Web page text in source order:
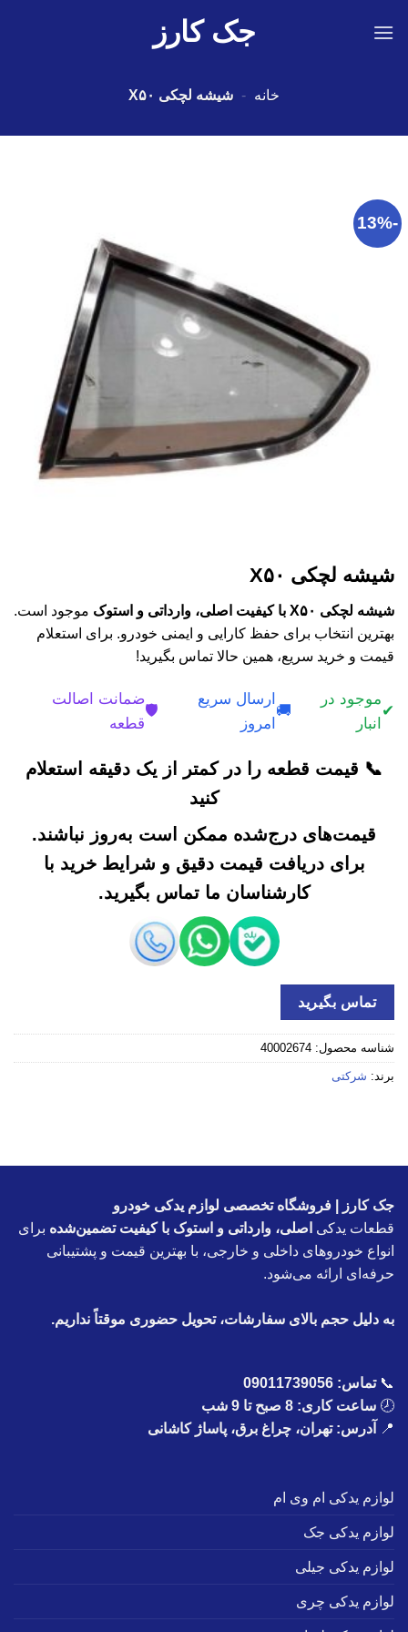
جک کارز
خانه - شیشه لچکی X۵۰
-13%
شیشه لچکی X۵۰
شیشه لچکی X۵۰ با کیفیت اصلی، وارداتی و استوک
موجود است.
بهترین انتخاب برای حفظ کارایی و ایمنی خودرو. برای استعلام
قیمت و خرید سریع، همین حالا تماس بگیرید!
✔
موجود در
انبار
🚚
ارسال سریع
امروز
🛡️
ضمانت اصالت
قطعه
📞 قیمت قطعه را در کمتر از یک دقیقه استعلام
کنید
قیمت‌های درج‌شده ممکن است به‌روز نباشند.
برای دریافت قیمت دقیق و شرایط خرید با
کارشناسان ما تماس بگیرید.
تماس بگیرید
شناسه محصول: 40002674
برند: شرکتی
جک کارز | فروشگاه تخصصی لوازم یدکی خودرو
قطعات یدکی اصلی، وارداتی و استوک با کیفیت تضمین‌شده برای
انواع خودروهای داخلی و خارجی، با بهترین قیمت و پشتیبانی
حرفه‌ای ارائه می‌شود.
به دلیل حجم بالای سفارشات، تحویل حضوری موقتاً نداریم.
📞تماس: 09011739056
🕗 ساعت کاری: 8 صبح تا 9 شب
📍
آدرس: تهران، چراغ برق، پاساژ کاشانی
لوازم یدکی ام وی ام
لوازم یدکی جک
لوازم یدکی جیلی
لوازم یدکی چری